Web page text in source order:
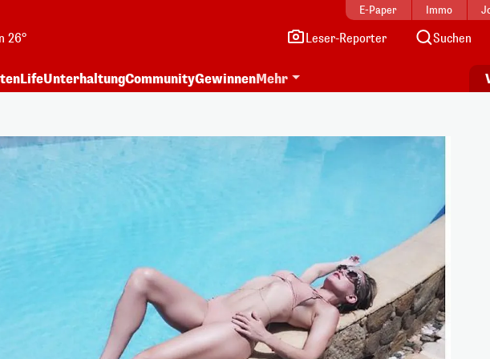
E-Paper Immo
26° Leser-Reporter Suchen
LifeUnterhaltungCommunityGewinnenMehr